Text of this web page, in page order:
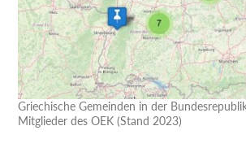
Griechische Gemeinden in der
Mitglieder des OEK (Stand 2023)